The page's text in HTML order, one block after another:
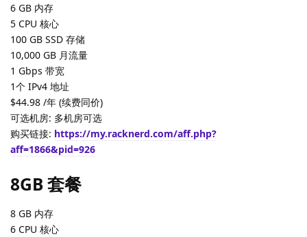
6 GB 内存
5 CPU 核心
100 GB SSD 存储
10,000 GB 月流量
1 Gbps 带宽
1个 IPv4 地址
$44.98 /年 (续费同价)
可选机房: 多机房可选
购买链接: https://my.racknerd.com/aff.php?
aff=1866&pid=926
8GB 套餐
8 GB 内存
6 CPU 核心